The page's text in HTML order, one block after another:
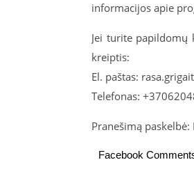
informacijos apie
Jei turite papildomų
kreiptis:
El. paštas:
Telefonas:
Pranešimą
Facebook